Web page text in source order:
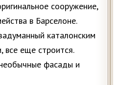
сооружение,
в Барселоне.
каталонским
все еще строится.
фасады и